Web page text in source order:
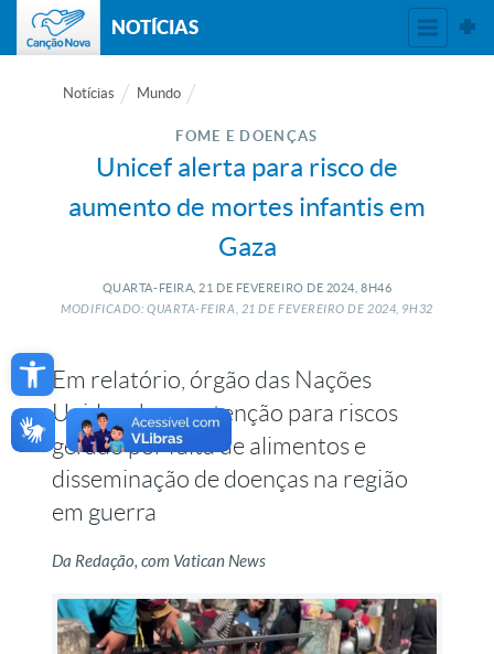
Open toolbar
NOTÍCIAS
Notícias Mundo
FOME E DOENÇAS
Unicef alerta para risco de
aumento de mortes infantis em
Gaza
QUARTA-FEIRA, 21 DE FEVEREIRO DE 2024, 8H46
MODIFICADO: QUARTA-FEIRA, 21 DE FEVEREIRO DE2024, 9H32
Em relatório, órgão das Nações
Unidas chama atenção para riscos
gerado por falta de alimentos e
disseminação de doenças na região
em guerra
Da Redação, com Vatican News